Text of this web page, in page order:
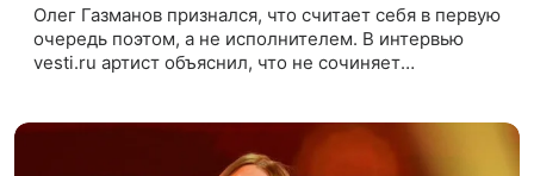
Олег Газманов признался, что считает себя в первую
очередь поэтом, а не исполнителем. В интервью
vesti.ru артист объяснил, что не сочиняет